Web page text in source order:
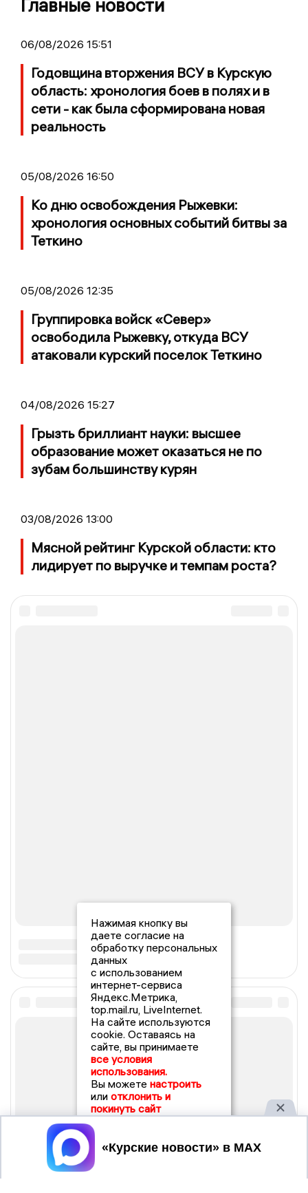
Главные новости
06/08/2026 15:51
Годовщина вторжения ВСУ в Курскую
область: хронология боев в полях и в
сети - как была сформирована новая
реальность
05/08/2026 16:50
Ко дню освобождения Рыжевки:
хронология основных событий битвы за
Теткино
05/08/2026 12:35
Группировка войск «Север»
освободила Рыжевку, откуда ВСУ
атаковали курский поселок Теткино
04/08/2026 15:27
Грызть бриллиант науки: высшее
образование может оказаться не по
зубам большинству курян
03/08/2026 13:00
Мясной рейтинг Курской области: кто
лидирует по выручке и темпам роста?
Нажимая кнопку вы
даете согласие на
обработку персональных
данных
с использованием
интернет-сервиса
Яндекс.Метрика,
top.mail.ru, LiveInternet.
На сайте используются
cookie. Оставаясь на
сайте, вы принимаете
все условия
использования.
Вы можете настроить
или отклонить и
покинуть сайт
Принять